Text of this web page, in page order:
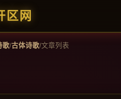
区网
歌/古体诗歌/文章列表